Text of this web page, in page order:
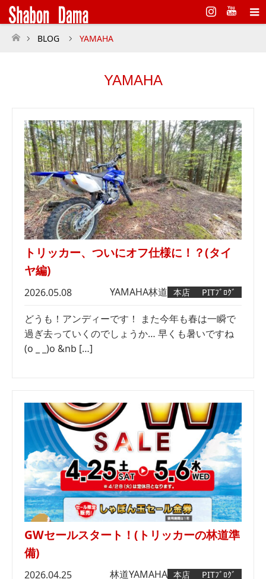
Instagram
ホーム
BLOG YAMAHA
YAMAHA
トリッカー、ついにオフ仕様に！？(タイ
ヤ編)
2026.05.08 YAMAHA林道 本店 PITﾌﾞﾛｸﾞ
どうも！アンディーです！ また今年も春は一瞬で
過ぎ去っていくのでしょうか… 早くも暑いですね
(o _ _)o &nb […]
GWセールスタート！(トリッカーの林道準
備)
2026.04.25 林道YAMAHA 本店 PITﾌﾞﾛｸﾞ